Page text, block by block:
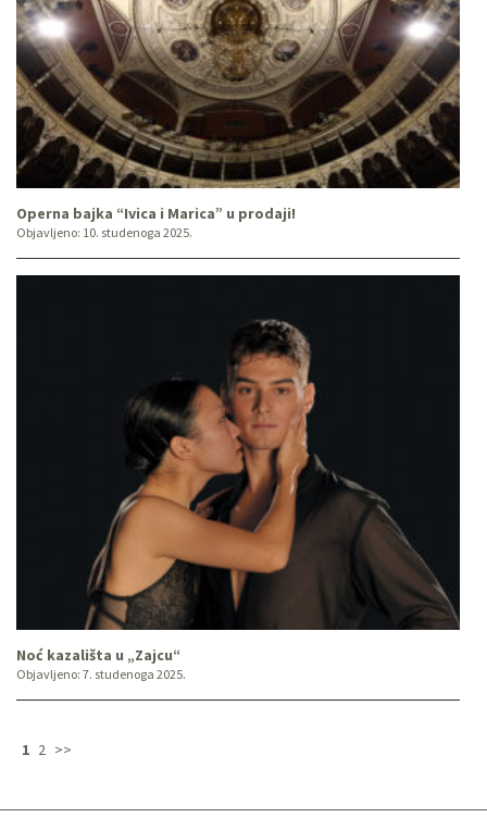
Operna bajka “Ivica i Marica” u prodaji!
Objavljeno: 10. studenoga 2025.
Noć kazališta u „Zajcu“
Objavljeno: 7. studenoga 2025.
1 2 >>